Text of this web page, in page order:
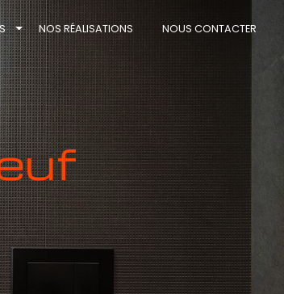
NOS RÉALISATIONS NOUS CONTACTER